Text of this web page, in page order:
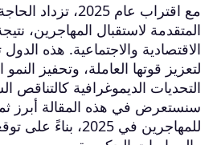
مع اقتراب عام
المتقدمة لاستقبال المهاجرين،
الاقتصادية والاجتماعية. هذه
لتعزيز قوتها العاملة، وتحفيز
التحديات الديموغرافية كالتناقص
سنستعرض في هذه المقالة أبرز
للمهاجرين في 2025،